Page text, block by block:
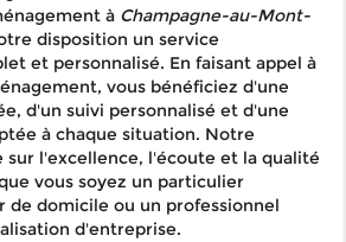
à Champagne-au-Mont-
disposition un service
et personnalisé. En faisant appel à
vous bénéficiez d'une
d'un suivi personnalisé et d'une
à chaque situation. Notre
sur l'excellence, l'écoute et la qualité
vous soyez un particulier
de domicile ou un professionnel
d'entreprise.